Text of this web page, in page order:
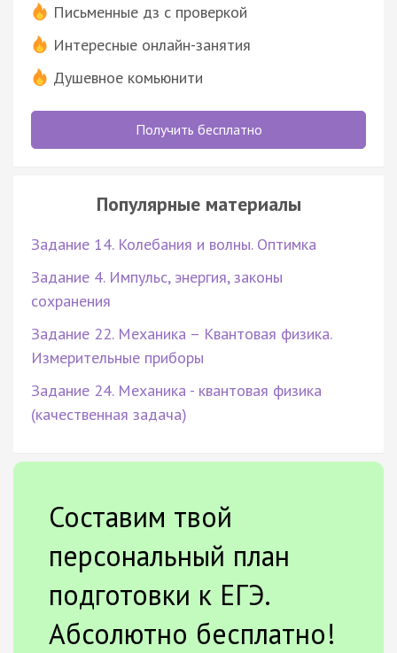
Письменные дз с проверкой
Интересные онлайн-занятия
Душевное комьюнити
Получить бесплатно
Популярные материалы
Задание 14. Колебания и волны. Оптимка
Задание 4. Импульс, энергия, законы
сохранения
Задание 22. Механика – Квантовая физика.
Измерительные приборы
Задание 24. Механика - квантовая физика
(качественная задача)
Составим твой
персональный план
подготовки к ЕГЭ.
Абсолютно бесплатно!